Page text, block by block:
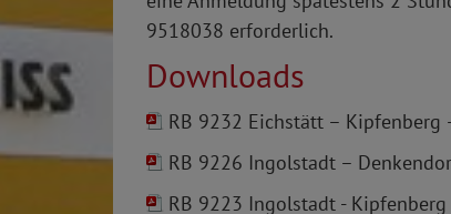
9518038 erforderlich.
Downloads
RB 9232 Eichstätt – Kipfenberg
RB 9226 Ingolstadt –
RB 9223 Ingolstadt -